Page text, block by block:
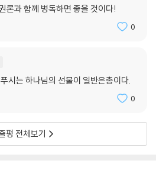
론과 함께 병독하면 좋을 것이다!
0
시는 하나님의 선물이 일반은총이다.
0
평 전체보기